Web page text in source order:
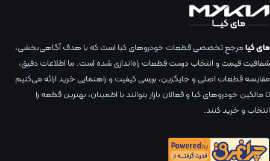
مای کیامرجع تخصصی قطعات خودروهای کیا است که با هدف آگاهی‌بخشی،
شفافیت قیمت و انتخاب درست قطعات راه‌اندازی شده است. ما اطلاعات دقیق،
مقایسه قطعات اصلی و جایگزین، بررسی کیفیت و راهنمایی خرید ارائه می‌کنیم
تا مالکین خودروهای کیا و فعالان بازار بتوانند با اطمینان، بهترین قطعه را
انتخاب و خرید کنند.